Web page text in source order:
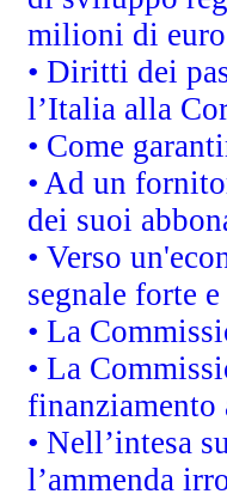
milioni di euro
• Diritti dei
l’Italia alla
• Come
• Ad un
dei suoi
• Verso
segnale forte
• La
• La
finanziamento
• Nell’intesa
l’ammenda